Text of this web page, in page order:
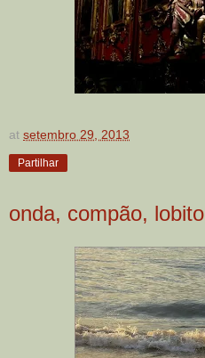
at setembro 29, 2013
Partilhar
onda, compão, lobito